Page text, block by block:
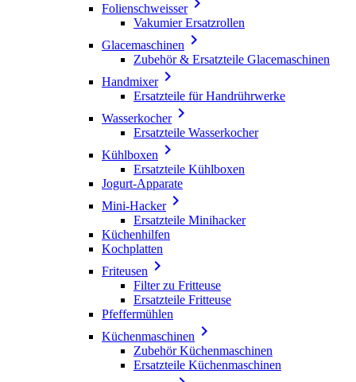
Folienschweisser
Vakumier Ersatzrollen
Glacemaschinen 
Zubehör & Ersatzteile Glacemaschinen
Handmixer
Ersatzteile für Handrührwerke
Wasserkocher
Ersatzteile Wasserkocher
Kühlboxen 
Ersatzteile Kühlboxen
Jogurt-Apparate
Mini-Hacker
Ersatzteile Minihacker
Küchenhilfen
Kochplatten
Friteusen 
Filter zu Fritteuse
Ersatzteile Fritteuse
Pfeffermühlen
Küchenmaschinen 
Zubehör Küchenmaschinen
Ersatzteile Küchenmaschinen